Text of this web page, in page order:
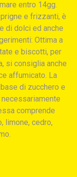
entro 14gg.
e frizzanti, è
di dolci ed anche
Ottima a
e biscotti, per
si consiglia anche
affumicato. La
di zucchero e
comprende
limone, cedro,